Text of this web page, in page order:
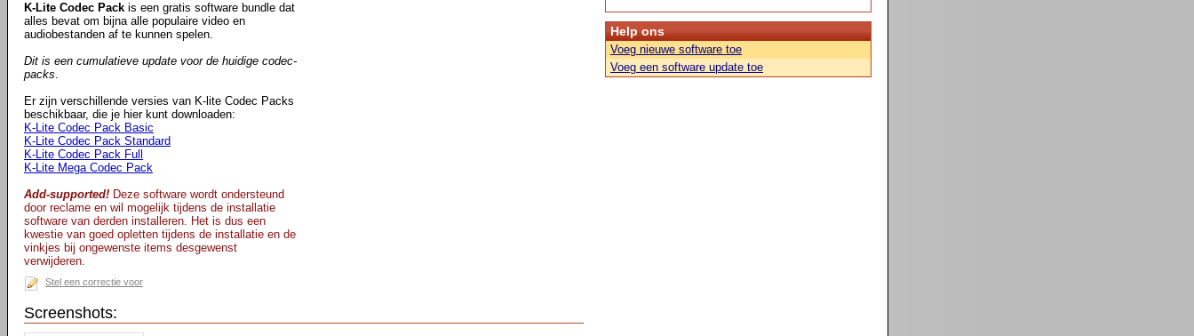
K-Lite Codec Pack is een gratis software bundle dat
alles bevat om bijna alle populaire video en
audiobestanden af te kunnen spelen.
Dit is een cumulatieve update voor de huidige codec-
packs.
Er zijn verschillende versies van K-lite Codec Packs
beschikbaar, die je hier kunt downloaden:
K-Lite Codec Pack Basic
K-Lite Codec Pack Standard
K-Lite Codec Pack Full
K-Lite Mega Codec Pack
Add-supported! Deze software wordt ondersteund
door reclame en wil mogelijk tijdens de installatie
software van derden installeren. Het is dus een
kwestie van goed opletten tijdens de installatie en de
vinkjes bij ongewenste items desgewenst
verwijderen.
Stel een correctie voor
Screenshots:
Help ons
Voeg nieuwe software toe
Voeg een software update toe